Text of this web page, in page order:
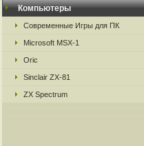
Компьютеры
Современные Игры для ПК
Microsoft MSX-1
Oric
Sinclair ZX-81
ZX Spectrum